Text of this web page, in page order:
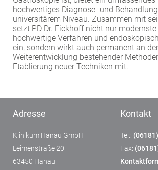
hochwertiges Diagnose- und
universitärem Niveau. Zusammen mit
setzt PD Dr. Eickhoff nicht nur
hochwertige Verfahren und
ein, sondern wirkt auch permanent an der
Weiterentwicklung bestehender
Etablierung neuer Techniken mit.
Adresse
Klinikum Hanau GmbH
Leimenstraße 20
63450 Hanau
Kontakt
Tel.:
Fax: